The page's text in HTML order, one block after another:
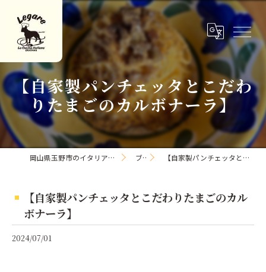
【自家製パンチェッタとこだわ
りたまごのカルボナーラ】
岡山県玉野市のイタリアンならLa Cucina Italiana Legare ブログ 【自家製パンチェッタとこだわりたまごのカルボナーラ】
【自家製パンチェッタとこだわりたまごのカル
ボナーラ】
2024/07/01